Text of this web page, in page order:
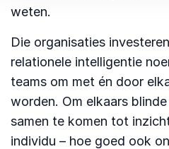
weten.
Die organisaties
relationele intelligentie
teams om met én door
worden. Om elkaars
samen te komen tot
individu – hoe goed ook